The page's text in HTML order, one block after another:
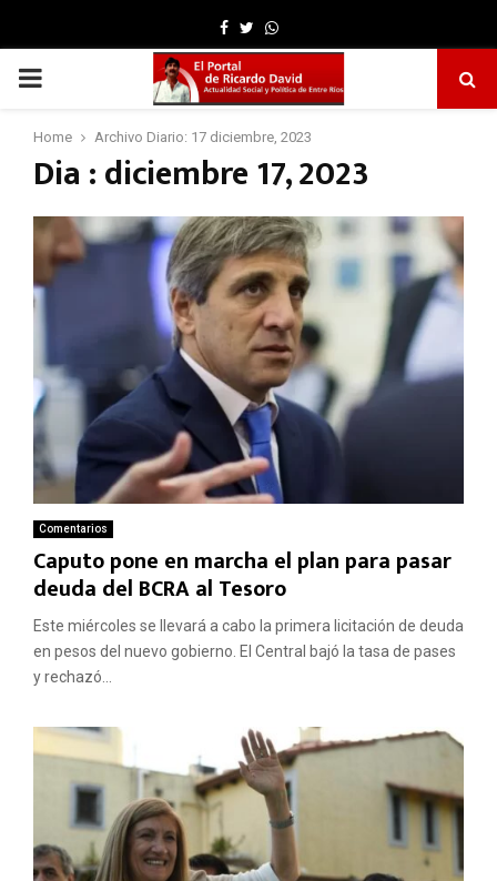
Facebook
TwitterWhatsapp
PRIMARY
MENU
Home Archivo Diario: 17 diciembre, 2023
Dia : diciembre 17, 2023
Comentarios
Caputo pone en marcha el plan para pasar
deuda del BCRA al Tesoro
Este miércoles se llevará a cabo la primera licitación de deuda
en pesos del nuevo gobierno. El Central bajó la tasa de pases
y rechazó...